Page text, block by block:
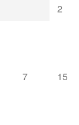
2
7 15